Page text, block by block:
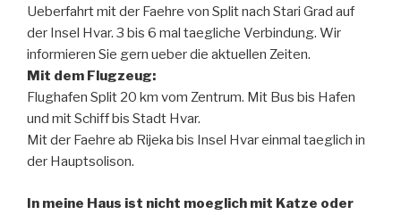
Ueberfahrt mit der Faehre von Split nach Stari Grad auf
der Insel Hvar. 3 bis 6 mal taegliche Verbindung. Wir
informieren Sie gern ueber die aktuellen Zeiten.
Mit dem Flugzeug:
Flughafen Split 20 km vom Zentrum. Mit Bus bis Hafen
und mit Schiff bis Stadt Hvar.
Mit der Faehre ab Rijeka bis Insel Hvar einmal taeglich in
der Hauptsolison.
In meine Haus ist nicht moeglich mit Katze oder